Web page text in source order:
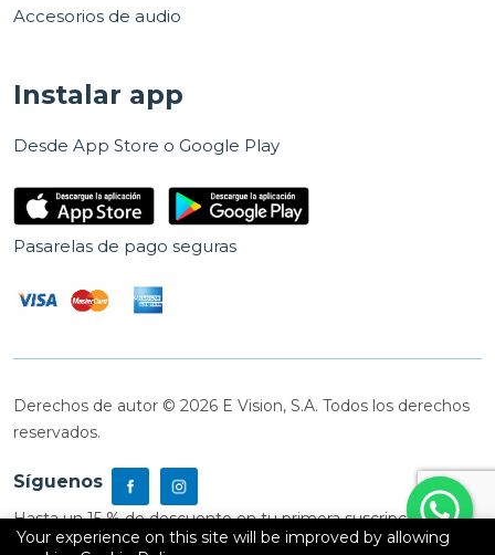
Accesorios de audio
Instalar app
Desde App Store o Google Play
Pasarelas de pago seguras
Derechos de autor © 2026 E Vision, S.A. Todos los derechos
reservados.
Síguenos
Hasta un 15 % de descuento en tu primera suscripción
Your experience on this site will be improved by allowing